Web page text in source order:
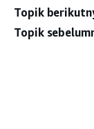
Topik
Topik